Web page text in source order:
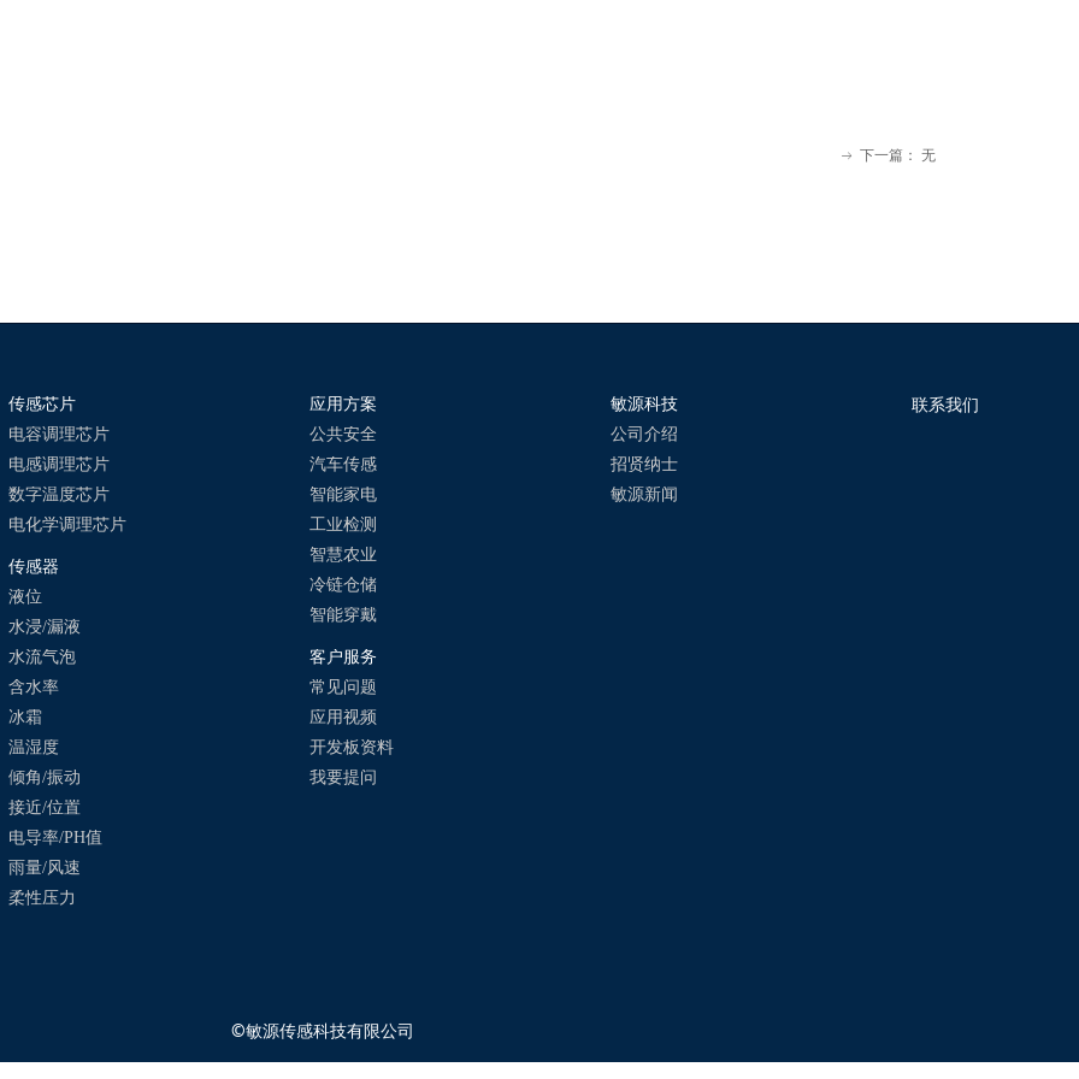
ꁹ 下一篇： 无
©敏源传感科技有限公司
传感芯片
电容调理芯片
电感调理芯片
数字温度芯片
电化学调理芯片
传感器
液位
水浸/漏液
水流气泡
含水率
冰霜
温湿度
倾角/振动
接近/位置
电导率/PH值
雨量/风速
柔性压力
应用方案
公共安全
汽车传感
智能家电
工业检测
智慧农业
冷链仓储
智能穿戴
客户服务
常见问题
应用视频
开发板资料
我要提问
敏源科技
公司介绍
招贤纳士
敏源新闻
联系我们